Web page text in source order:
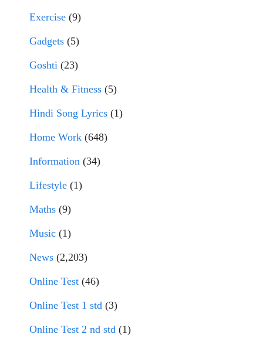
Exercise (9)
Gadgets (5)
Goshti (23)
Health & Fitness (5)
Hindi Song Lyrics (1)
Home Work (648)
Information (34)
Lifestyle (1)
Maths (9)
Music (1)
News (2,203)
Online Test (46)
Online Test 1 std (3)
Online Test 2 nd std (1)